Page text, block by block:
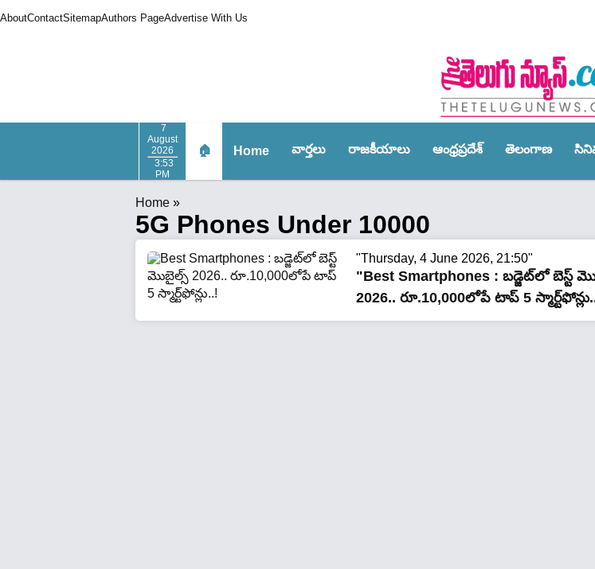
AboutContactSitemapAuthors PageAdvertise With Us
7
August
2026
3:53
PM
🏠 Home వార్త‌లు రాజ‌కీయాలు ఆంధ్ర‌ప్ర‌దేశ్‌ తెలంగాణ‌
Home »
5G Phones Under 10000
"Thursday, 4 June 2026, 21:50"
"Best Smartphones : బడ్జెట్‌లో బెస్ట్
2026.. రూ.10,000లోపే టాప్ 5